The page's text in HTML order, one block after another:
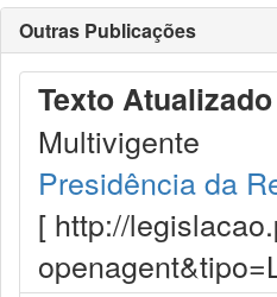
Outras Publicações
Texto Atualizado
Multivigente
Presidência da
[ http://